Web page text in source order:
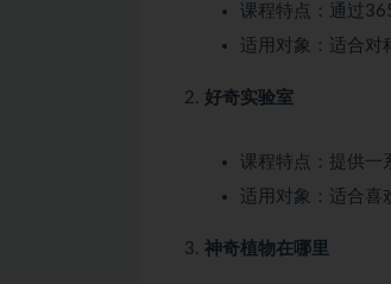
课程特点：通过
适用对象：适合对
好奇实验室
课程特点：提供一
适用对象：适合喜
神奇植物在哪里